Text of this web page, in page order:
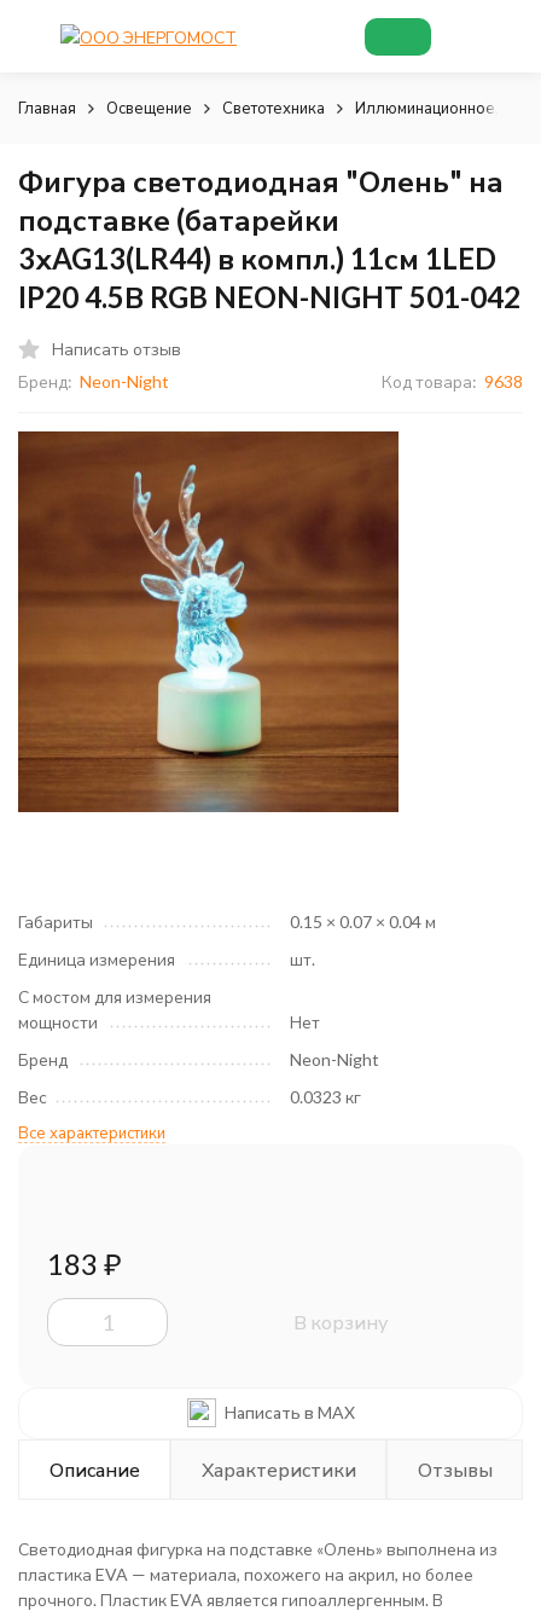
Главная Освещение Светотехника Иллюминационное,
Фигура светодиодная "Олень" на
подставке (батарейки
3хAG13(LR44) в компл.) 11см 1LED
IP20 4.5В RGB NEON-NIGHT 501-042
Написать отзыв
Бренд: Neon-Night Код товара: 9638
Габариты
0.15 × 0.07 × 0.04 м
Единица измерения
шт.
С мостом для измерения
мощности
Нет
Бренд
Neon-Night
Вес
0.0323 кг
Все характеристики
183 ₽
В корзину
Написать в MAX
Описание Характеристики Отзывы
Светодиодная фигурка на подставке «Олень» выполнена из
пластика EVA — материала, похожего на акрил, но более
прочного. Пластик EVA является гипоаллергенным. В